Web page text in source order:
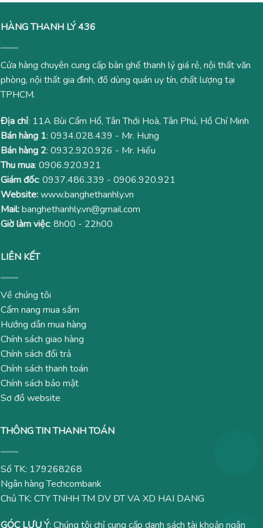
HÀNG THANH LÝ 436
Cửa hàng chuyên cung cấp bàn ghế thanh lý giá rẻ, nội thất văn
phòng, nội thất gia đình, đồ dùng quán uy tín, chất lượng tại
TPHCM.
Địa chỉ: 11A Bùi Cẩm Hổ, Tân Thới Hoà, Tân Phú, Hồ Chí Minh
Bán hàng 1: 0934.028.439 - Mr. Hưng
Bán hàng 2: 0932.920.926 - Mr. Hiếu
Thu mua: 0906.920.921
Giám đốc: 0937.486.339 - 0906.920.921
Website:www.banghethanhly.vn
Mail:banghethanhly.vn@gmail.com
Giờ làm việc: 8h00 - 22h00
LIÊN KẾT
Về chúng tôi
Cẩm nang mua sắm
Hướng dẫn mua hàng
Chính sách giao hàng
Chính sách đổi trả
Chính sách thanh toán
Chính sách bảo mật
Sơ đồ website
THÔNG TIN THANH TOÁN
Số TK: 179268268
Ngân hàng Techcombank
Chủ TK: CTY TNHH TM DV DT VA XD HAI DANG
GÓC LƯU Ý: Chúng tôi chỉ cung cấp danh sách tài khoản ngân